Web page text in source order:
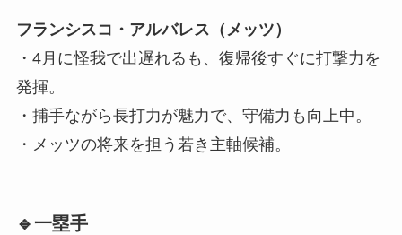
フランシスコ・アルバレス（メッツ）
・4月に怪我で出遅れるも、復帰後すぐに打撃力を
発揮。
・捕手ながら長打力が魅力で、守備力も向上中。
・メッツの将来を担う若き主軸候補。
🔹一塁手